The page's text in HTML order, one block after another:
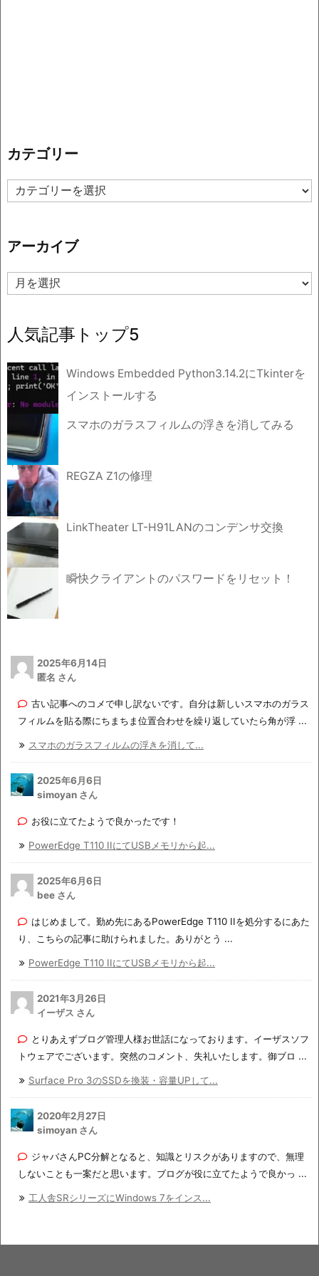
カテゴリー
カ
テ
ー
アーカイブ
ア
ー
イ
ブ
人気記事トップ5
Windows Embedded Python3.14.2にTkinterを
インストールする
スマホのガラスフィルムの浮きを消してみる
REGZA Z1の修理
LinkTheater LT-H91LANのコンデンサ交換
瞬快クライアントのパスワードをリセット！
2025年6月14日
匿名 さん
古い記事へのコメで申し訳ないです。自分は新しいスマホのガラス
フィルムを貼る際にちまちま位置合わせを繰り返していたら角が浮 ...
スマホのガラスフィルムの浮きを消して...
2025年6月6日
simoyan さん
お役に立てたようで良かったです！
PowerEdge T110 IIにてUSBメモリから起...
2025年6月6日
bee さん
はじめまして。勤め先にあるPowerEdge T110 IIを処分するにあた
り、こちらの記事に助けられました。ありがとう ...
PowerEdge T110 IIにてUSBメモリから起...
2021年3月26日
イーザス さん
とりあえずブログ管理人様お世話になっております。イーザスソフ
トウェアでございます。突然のコメント、失礼いたします。御ブロ ...
Surface Pro 3のSSDを換装・容量UPして...
2020年2月27日
simoyan さん
ジャバさんPC分解となると、知識とリスクがありますので、無理
しないことも一案だと思います。ブログが役に立てたようで良かっ ...
工人舎SRシリーズにWindows 7をインス...